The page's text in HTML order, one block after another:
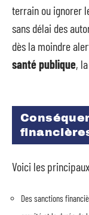
terrain ou ignorer
sans délai des
dès la moindre
santé publique, la
Voici les
Des sanctions